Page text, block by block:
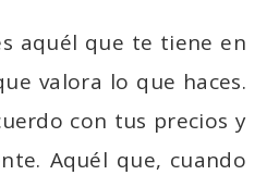
aquél que te tiene en
valora lo que haces.
con tus precios y
Aquél que, cuando